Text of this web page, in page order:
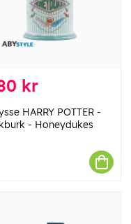
kr
HARRY POTTER -
- Honeydukes